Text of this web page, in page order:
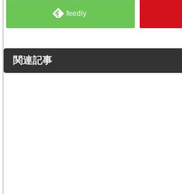
feedly
関連記事